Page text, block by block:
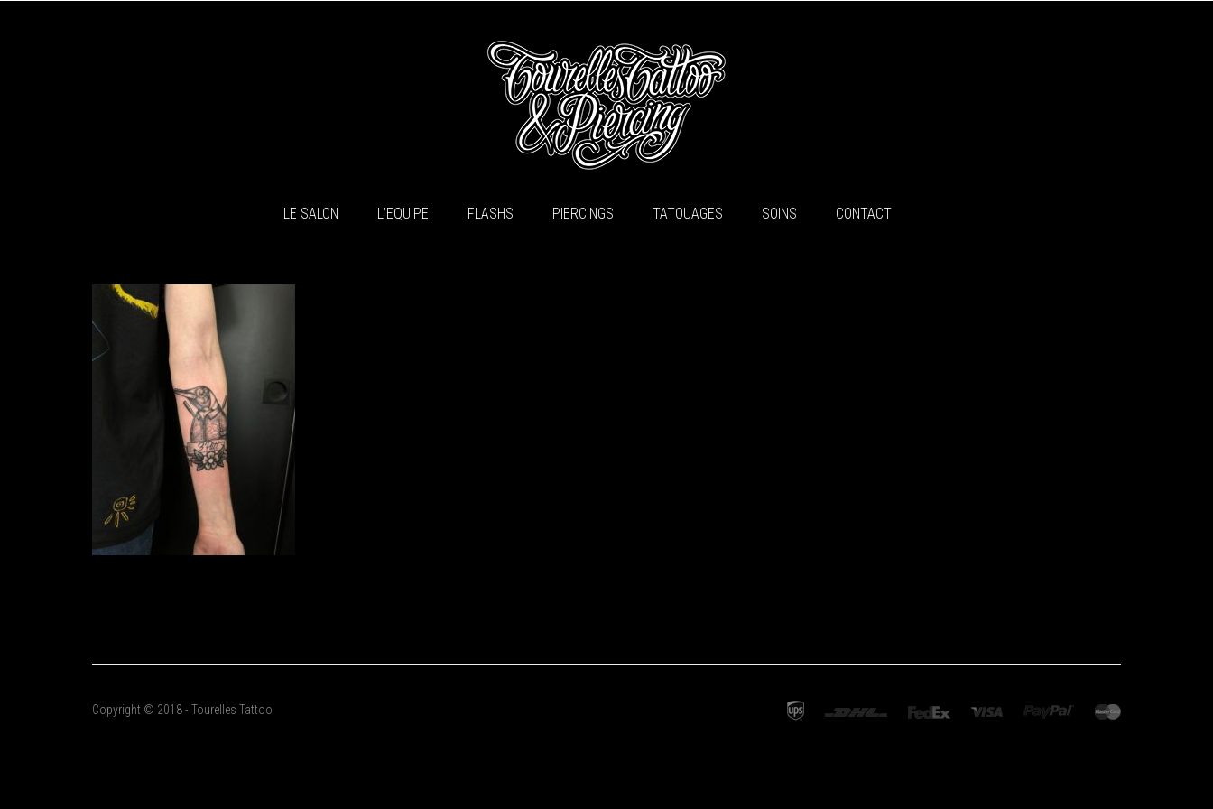
LE SALON L’EQUIPE FLASHS PIERCINGS TATOUAGES SOINS CONTACT
Copyright © 2018 - Tourelles Tattoo